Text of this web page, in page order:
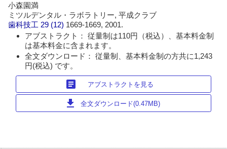
小森園満
ミツルデンタル・ラボラトリー, 平成クラブ
歯科技工 29 (12) 1669-1669, 2001.
アブストラクト： 従量制は110円（税込）、基本料金制
は基本料金に含まれます。
全文ダウンロード： 従量制、基本料金制の方共に1,243
円(税込) です。
article アブストラクトを見る
download 全文ダウンロード(0.47MB)